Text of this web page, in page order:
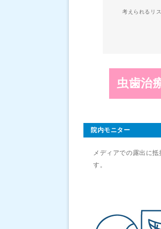
考えられるリ
虫歯治
院内モニター
メディアでの露出に
す。